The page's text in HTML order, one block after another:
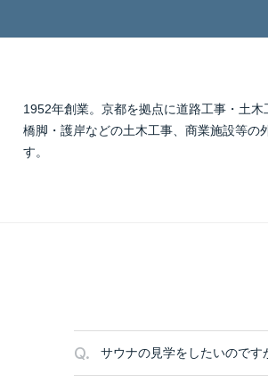
1952年創業。京都を拠点に道路工事・土
橋脚・護岸などの土木工事、商業施設等の
す。
Q. サウナの見学をしたいのです